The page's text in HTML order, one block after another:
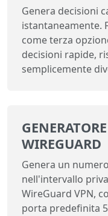
Genera decisioni
istantaneamente.
come terza
decisioni rapide,
semplicemente
WIREGUARD
Genera un
nell'intervallo
WireGuard VPN,
porta predefinita